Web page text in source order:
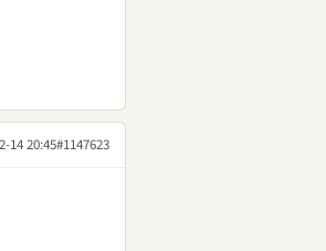
14 20:45#1147623